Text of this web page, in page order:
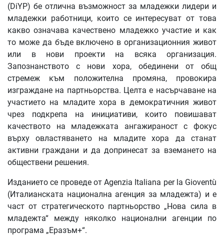
(DiYP) бе отлична възможност за младежки лидери и
младежки работници, които се интересуват от това
какво означава качествено младежко участие и как
то може да бъде включено в организационния живот
или в нови проекти на всяка организация.
Запознанството с нови хора, обединени от общ
стремеж към положителна промяна, провокира
изграждане на партньорства. Целта е насърчаване на
участието на младите хора в демократичния живот
чрез подкрепа на инициативи, които повишават
качеството на младежката ангажираност с фокус
върху овластяването на младите хора да станат
активни граждани и да допринесат за вземането на
обществени решения.
Изданието се проведе от Agenzia Italiana per la Gioventù
(Италианската национална агенция за младежта) и е
част от стратегическото партньорство „Нова сила в
младежта“ между няколко национални агенции по
програма „Еразъм+“.